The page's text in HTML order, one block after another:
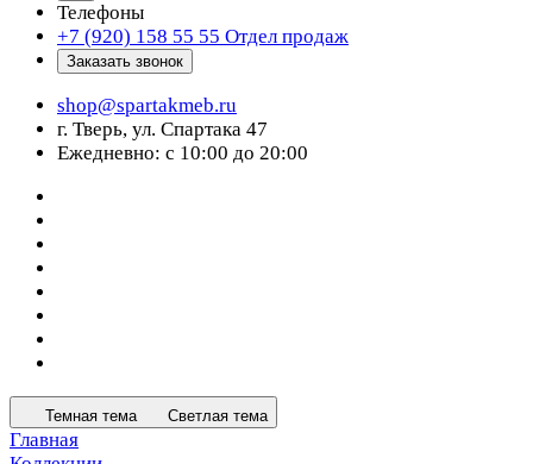
Телефоны
+7 (920) 158 55 55 Отдел продаж
Заказать звонок
shop@spartakmeb.ru
г. Тверь, ул. Спартака 47
Ежедневно: с 10:00 до 20:00
Темная тема Светлая тема
Главная